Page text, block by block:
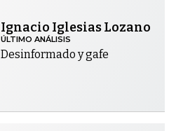
Ignacio Iglesias Lozano
ÚLTIMO ANÁLISIS
Desinformado y gafe